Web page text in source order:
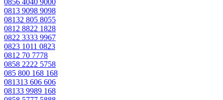
0813 9098 9098
08132 805 8055
0812 8822 1828
0822 3333 9967
0823 1011 0823
0812 70 7778
0858 2222 5758
085 800 168 168
081313 606 606
08133 9989 168